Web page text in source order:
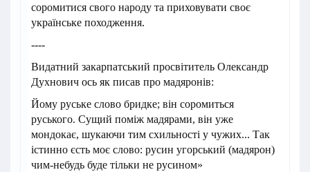
соромитися свого народу та приховувати своє
українське походження.
----
Видатний закарпатський просвітитель Олександр
Духнович ось як писав про мадяронів:
Йому руське слово бридке; він соромиться
руського. Сущий поміж мадярами, він уже
мондокає, шукаючи тим схильності у чужих... Так
істинно єсть моє слово: русин угорський (мадярон)
чим-небудь буде тільки не русином»